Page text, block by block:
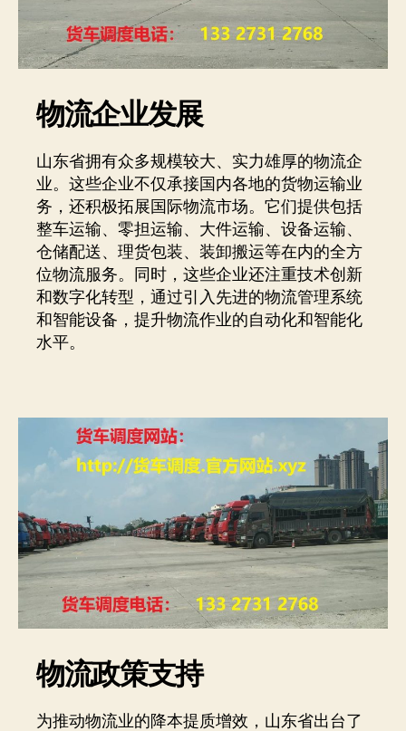
物流企业发展
山东省拥有众多规模较大、实力雄厚的物流企
业。这些企业不仅承接国内各地的货物运输业
务，还积极拓展国际物流市场。它们提供包括
整车运输、零担运输、大件运输、设备运输、
仓储配送、理货包装、装卸搬运等在内的全方
位物流服务。同时，这些企业还注重技术创新
和数字化转型，通过引入先进的物流管理系统
和智能设备，提升物流作业的自动化和智能化
水平。
物流政策支持
为推动物流业的降本提质增效，山东省出台了